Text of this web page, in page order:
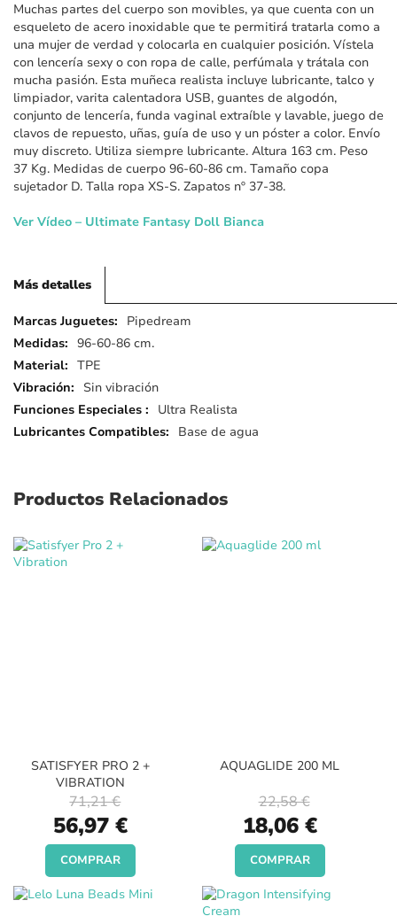
Muchas partes del cuerpo son movibles, ya que cuenta con un
esqueleto de acero inoxidable que te permitirá tratarla como a
una mujer de verdad y colocarla en cualquier posición. Vístela
con lencería sexy o con ropa de calle, perfúmala y trátala con
mucha pasión. Esta muñeca realista incluye lubricante, talco y
limpiador, varita calentadora USB, guantes de algodón,
conjunto de lencería, funda vaginal extraíble y lavable, juego de
clavos de repuesto, uñas, guía de uso y un póster a color. Envío
muy discreto. Utiliza siempre lubricante. Altura 163 cm. Peso
37 Kg. Medidas de cuerpo 96-60-86 cm. Tamaño copa
sujetador D. Talla ropa XS-S. Zapatos nº 37-38.
Ver Vídeo – Ultimate Fantasy Doll Bianca
Más detalles
Más
detalles
Pipedream
96-60-86 cm.
TPE
Sin vibración
Ultra Realista
Base de agua
Productos Relacionados
SATISFYER PRO 2 +
VIBRATION
Special
Price
56,97 €
71,21 €
COMPRAR
AQUAGLIDE 200 ML
Special
Price
18,06 €
22,58 €
COMPRAR